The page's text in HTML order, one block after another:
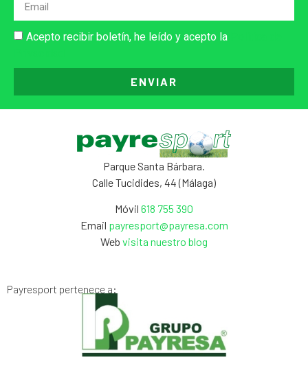
Acepto recibir boletín, he leído y acepto la
ENVIAR
Parque Santa Bárbara.
Calle Tucidides, 44 (Málaga)
Móvil 618 755 390
Email payresport@payresa.com
Web visita nuestro blog
Payresport pertenece a: